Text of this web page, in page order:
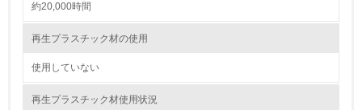
→ 導入している規格名
第三者認証を取得している
約20,000時間
再生プラスチック材の使用
使用していない
再生プラスチック材使用状況